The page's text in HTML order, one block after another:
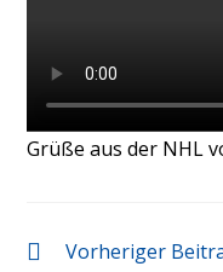
Grüße aus der NHL
Vorheriger